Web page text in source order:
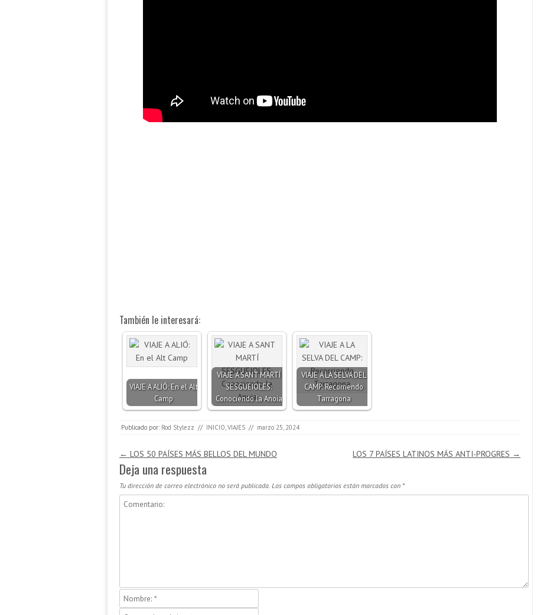
También le interesará:
VIAJE A ALIÓ: En el Alt
Camp
VIAJE A SANT MARTÍ
SESGUEIOLES:
Conociendo la Anoia
VIAJE A LA SELVA DEL
CAMP: Recorriendo
Tarragona
Publicado por: Rod Stylezz // INICIO VIAJES // marzo 25, 2024
Navegación de entradas
← LOS 50 PAÍSES MÁS BELLOS DEL MUNDO LOS 7 PAÍSES LATINOS MÁS ANTI-PROGRES →
Deja una respuesta
Tu dirección de correo electrónico no será publicada. Los campos obligatorios están marcados con *